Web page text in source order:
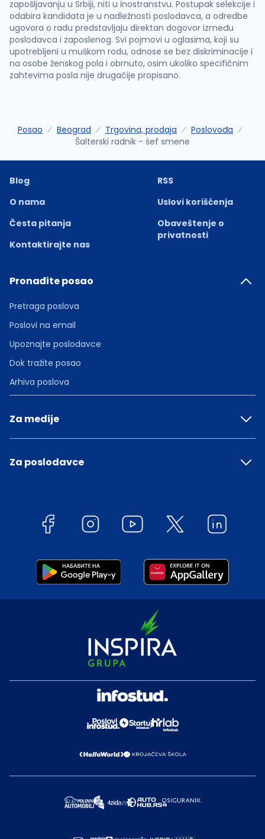
zapošljavanju u Srbiji, niti u inostranstvu. Postupak selekcije i
odabira kandidata je u nadležnosti poslodavca, a odredbe
ugovora o radu predstavljaju direktan dogovor između
poslodavca i zaposlenog. Svi pojmovi u oglasima, koji su
upotrebljeni u muškom rodu, odnose se bez diskriminacije i
na osobe ženskog pola i obrnuto, osim ukoliko specifičnim
zahtevima posla nije drugačije propisano.
Posao Beograd Trgovina, prodaja
Poslovođa
Šalterski radnik - šef smene
Blog
O nama
Česta pitanja
Kontaktirajte nas
RSS
Uslovi korišćenja
Obaveštenje o
privatnosti
Pronađite posao
Pretraga poslova
Poslovi na email
Upoznajte poslodavce
Dok tražite posao
Arhiva poslova
Za medije
Za poslodavce